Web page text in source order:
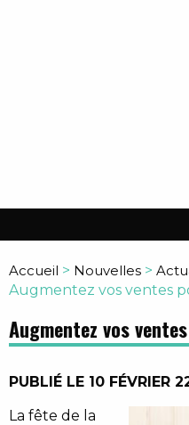
Accueil > Nouvelles >
Augmentez vos ventes
Augmentez vos
PUBLIÉ LE 10 FÉVRIER
La fête de la